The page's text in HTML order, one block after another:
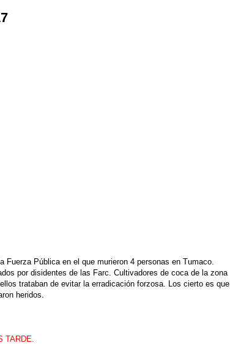
Fuerza Pública en el que murieron 4 personas en Tumaco.
por disidentes de las Farc. Cultivadores de coca de la zona
trataban de evitar la erradicación forzosa. Los cierto es que
heridos.
TARDE.